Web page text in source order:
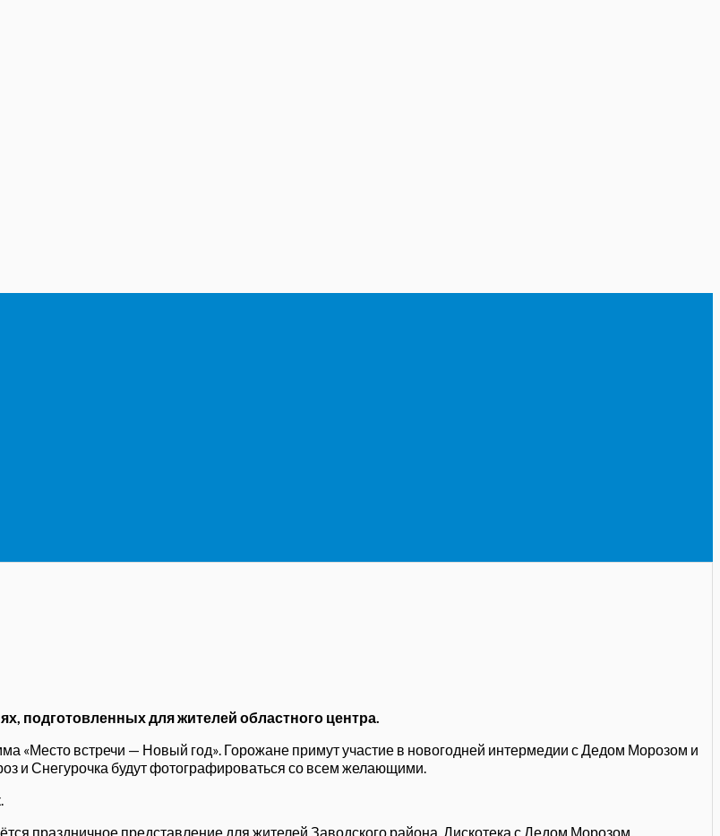
подготовленных для жителей областного центра.
«Место встречи — Новый год». Горожане примут участие в новогодней интермедии с Дедом Морозом и
и Снегурочка будут фотографироваться со всем желающими.
праздничное представление для жителей Заводского района. Дискотека с Дедом Морозом,